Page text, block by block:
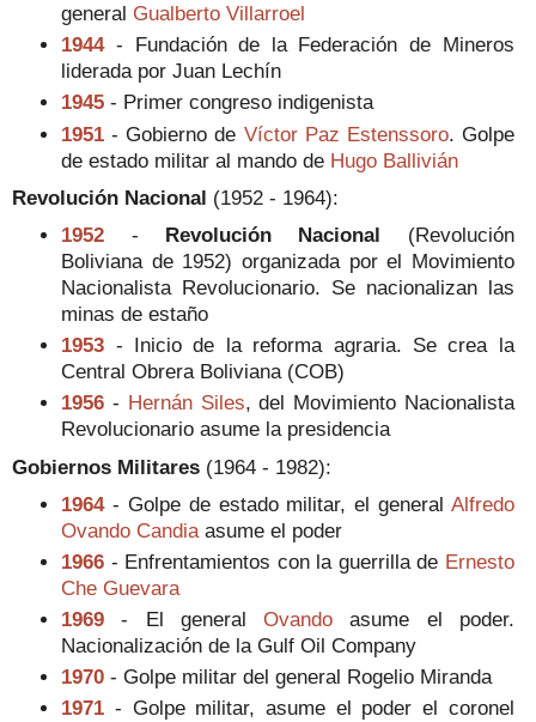
general Gualberto Villarroel
1944 - Fundación de la Federación de Mineros
liderada por Juan Lechín
1945- Primer congreso indigenista
1951- Gobierno de Víctor Paz Estenssoro. Golpe
de estado militar al mando de Hugo Ballivián
Revolución Nacional (1952 - 1964):
1952 - Revolución Nacional (Revolución
Boliviana de 1952) organizada por el Movimiento
Nacionalista Revolucionario. Se nacionalizan las
minas de estaño
1953 - Inicio de la reforma agraria. Se crea la
Central Obrera Boliviana (COB)
1956 - Hernán Siles, del Movimiento Nacionalista
Revolucionario asume la presidencia
Gobiernos Militares (1964 - 1982):
1964- Golpe de estado militar, el general Alfredo
Ovando Candia asume el poder
1966 - Enfrentamientos con la guerrilla de Ernesto
Che Guevara
1969- El generalOvando asume el poder.
Nacionalización de la Gulf Oil Company
1970- Golpe militar del general Rogelio Miranda
1971 - Golpe militar, asume el poder el coronel